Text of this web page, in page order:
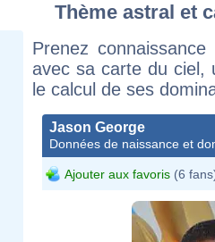
Thème astral et
Prenez
avec sa carte du ciel,
le calcul de ses
Jason George
Données de naissance et
Ajouter aux favoris (6